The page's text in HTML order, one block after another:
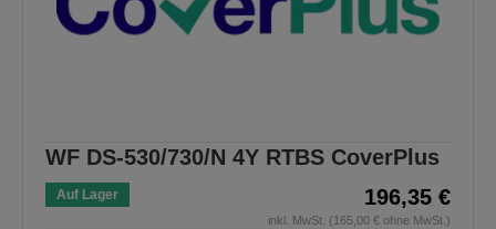
WF DS-530/730/N 4Y RTBS CoverPlus
Auf Lager 196,35 €
inkl. MwSt. (165,00 € ohne MwSt.)